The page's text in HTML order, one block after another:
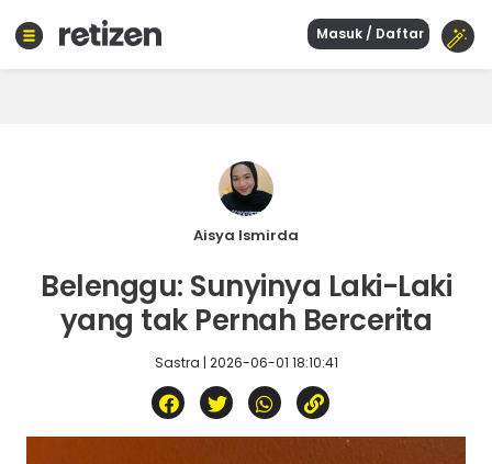
Masuk / Daftar
Aisya Ismirda
Belenggu: Sunyinya Laki-Laki
yang tak Pernah Bercerita
Sastra | 2026-06-01 18:10:41
Sejarah